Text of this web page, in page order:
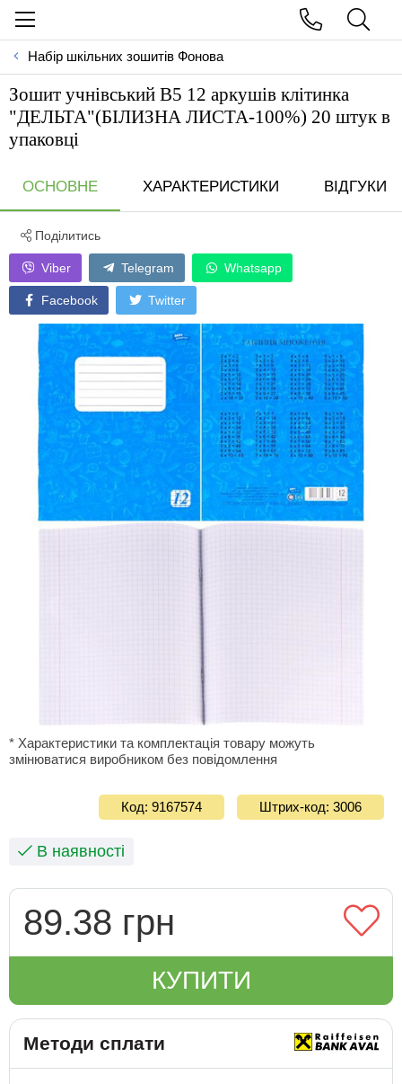
Набір шкільних зошитів Фонова
Зошит учнівський В5 12 аркушів клітинка
"ДЕЛЬТА"(БIЛИЗНА ЛИСТА-100%) 20 штук в
упаковці
ОСНОВНЕ ХАРАКТЕРИСТИКИ ВІДГУКИ
Поділитись
Viber Telegram Whatsapp
Facebook Twitter
* Характеристики та комплектація товару можуть
змінюватися виробником без повідомлення
Код: 9167574 Штрих-код: 3006
В наявності
89.38 грн
КУПИТИ
Методи сплати